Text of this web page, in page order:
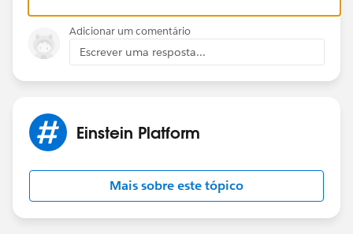
Adicionar um comentário
Escrever uma resposta...
Einstein Platform
Mais sobre este tópico